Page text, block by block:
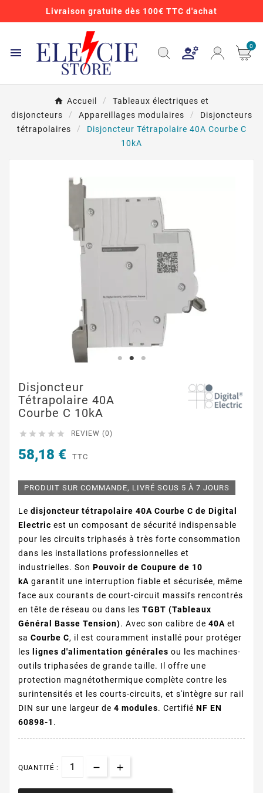
Livraison gratuite dès 100€ TTC d'achat
 0
Accueil
Tableaux électriques et
disjoncteurs
Appareillages modulaires
Disjoncteurs
tétrapolaires
Disjoncteur Tétrapolaire 40A Courbe C
10kA
Disjoncteur
Tétrapolaire 40A
Courbe C 10kA
     REVIEW (0)
58,18 € TTC
PRODUIT SUR COMMANDE, LIVRÉ SOUS 5 À 7 JOURS
Le disjoncteur tétrapolaire 40A Courbe C de Digital
Electric est un composant de sécurité indispensable
pour les circuits triphasés à très forte consommation
dans les installations professionnelles et
industrielles. Son Pouvoir de Coupure de 10
kA garantit une interruption fiable et sécurisée, même
face aux courants de court-circuit massifs rencontrés
en tête de réseau ou dans les TGBT (Tableaux
Général Basse Tension). Avec son calibre de 40A et
sa Courbe C, il est couramment installé pour protéger
les
lignes d'alimentation générales ou les machines-
outils triphasées de grande taille. Il offre une
protection magnétothermique complète contre les
surintensités et les courts-circuits, et s'intègre sur rail
DIN sur une largeur de 4 modules. Certifié NF EN
60898-1 .
QUANTITÉ :